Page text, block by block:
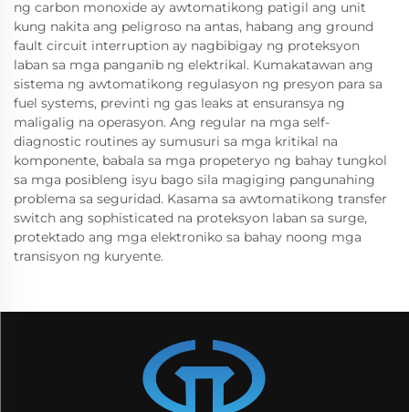
ng carbon monoxide ay awtomatikong patigil ang unit
kung nakita ang peligroso na antas, habang ang ground
fault circuit interruption ay nagbibigay ng proteksyon
laban sa mga panganib ng elektrikal. Kumakatawan ang
sistema ng awtomatikong regulasyon ng presyon para sa
fuel systems, previnti ng gas leaks at ensuransya ng
maligalig na operasyon. Ang regular na mga self-
diagnostic routines ay sumusuri sa mga kritikal na
komponente, babala sa mga propeteryo ng bahay tungkol
sa mga posibleng isyu bago sila magiging pangunahing
problema sa seguridad. Kasama sa awtomatikong transfer
switch ang sophisticated na proteksyon laban sa surge,
protektado ang mga elektroniko sa bahay noong mga
transisyon ng kuryente.